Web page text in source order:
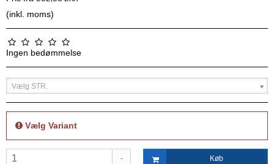
(inkl. moms)
Ingen bedømmelse
Vælg STR.
Vælg Variant
- Køb